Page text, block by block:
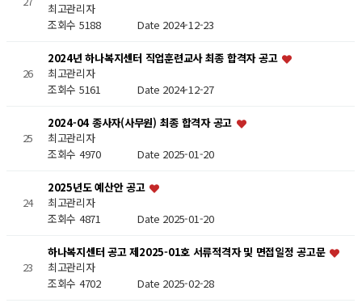
최고관리자
조회수 5188 Date 2024-12-23
26
2024년 하나복지센터 직업훈련교사 최종 합격자 공고
최고관리자
조회수 5161 Date 2024-12-27
25
2024-04 종사자(사무원) 최종 합격자 공고
최고관리자
조회수 4970 Date 2025-01-20
24
2025년도 예산안 공고
최고관리자
조회수 4871 Date 2025-01-20
23
하나복지센터 공고 제2025-01호 서류적격자 및 면접일정 공고문
최고관리자
조회수 4702 Date 2025-02-28